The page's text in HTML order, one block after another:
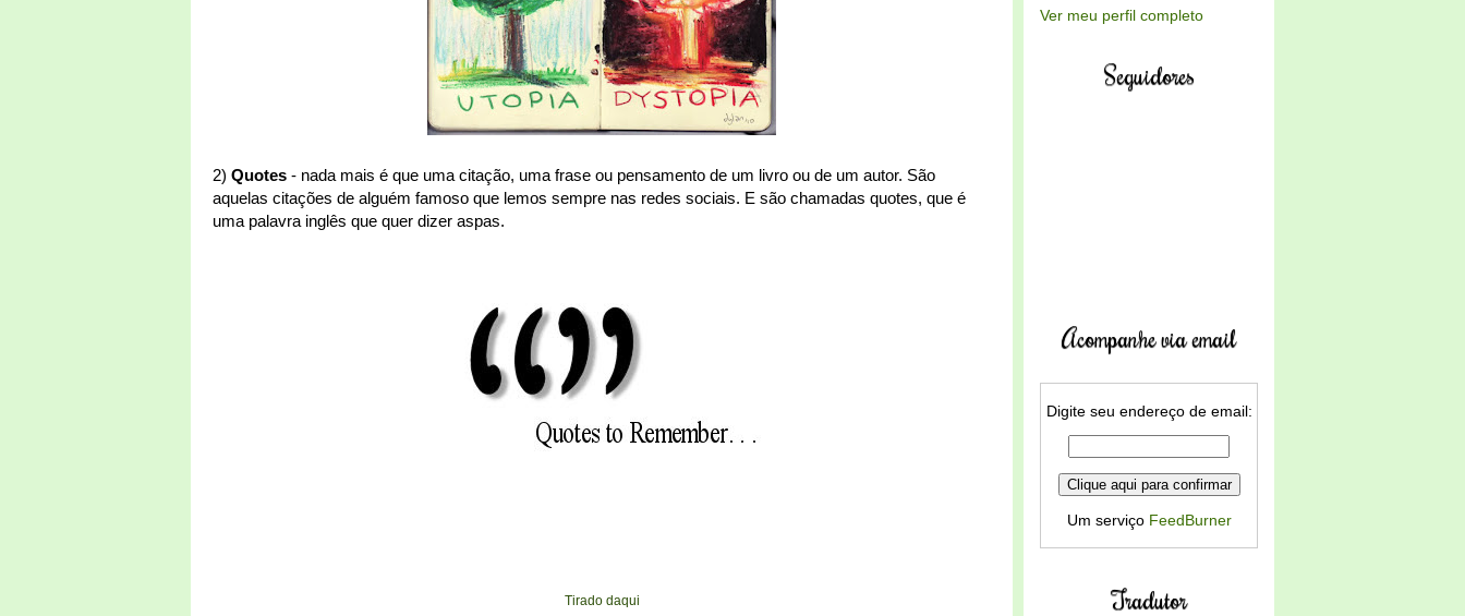
2) Quotes - nada mais é que uma citação, uma frase ou pensamento de um livro ou de um autor. São
aquelas citações de alguém famoso que lemos sempre nas redes sociais. E são chamadas quotes, que é
uma palavra inglês que quer dizer aspas.
Tirado daqui
Ver meu perfil completo
Seguidores
Acompanhe via email
Digite seu endereço de email:
Um serviço FeedBurner
Tradutor